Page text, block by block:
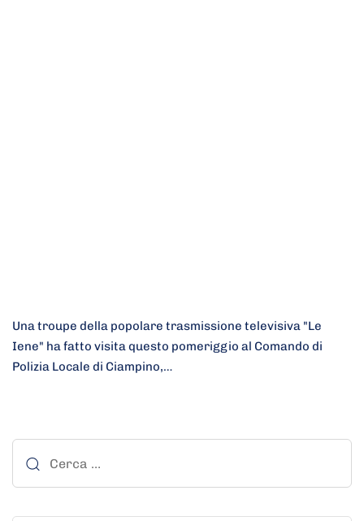
Una troupe della popolare trasmissione televisiva "Le
Iene" ha fatto visita questo pomeriggio al Comando di
Polizia Locale di Ciampino,…